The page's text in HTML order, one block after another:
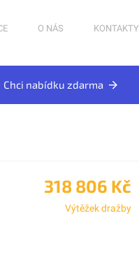
O NÁS KONTAKTY
Chci nabídku zdarma
318 806 Kč
Výtěžek dražby